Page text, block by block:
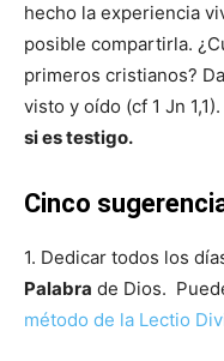
hecho la experiencia
posible compartirla.
primeros cristianos?
visto y oído (cf 1 Jn 1,1).
si es testigo.
Cinco
1. Dedicar todos los
Palabra de Dios.
método de la Lectio